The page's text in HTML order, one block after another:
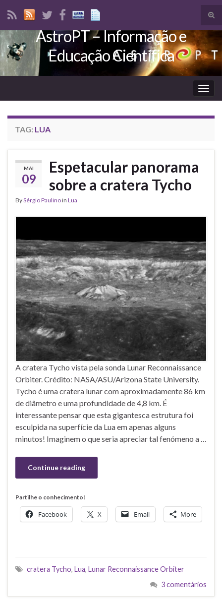
Search for:
AstroPT – Informação e
Educação Científica
TAG: LUA
MAI
09
Espetacular panorama
sobre a cratera Tycho
BySérgio Paulinoin Lua
A cratera Tycho vista pela sonda Lunar Reconnaissance
Orbiter. Crédito: NASA/ASU/Arizona State University.
Tycho é uma cratera lunar com aproximadamente 86 km
de diâmetro e uma profundidade de 4,8 km. É
interessante pensar que esta gigantesca estrutura foi
esculpida na superfície da Lua em apenas alguns
minutos! Imaginem o que seria apreciar tal fenómeno a …
Continue reading
Partilhe o conhecimento!
Facebook X Email More
cratera Tycho, Lua, Lunar Reconnaissance Orbiter
3 comentários